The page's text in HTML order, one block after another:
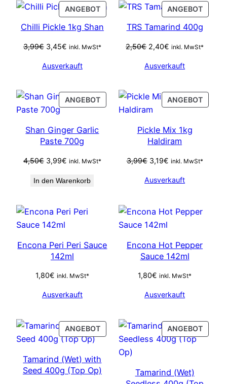
ANGEBOTPRODUCT
ON
SALE
Chilli Pickle 1kg Shan
3,99€ Ursprünglicher
war:
3,45€Aktueller
ist:
inkl. MwSt*
Ausverkauft
ANGEBOT
ON
SALE
TRS Tamarind 400g
2,50€ Ursprünglicher
war:
2,40€ Aktueller
ist:
inkl. MwSt*
Ausverkauft
ANGEBOTPRODUCT
ON
Shan Ginger Garlic
Paste 700g
4,50€ Ursprünglicher
war:
3,99€Aktueller
ist:
inkl. MwSt*
In den Warenkorb
ANGEBOT
ON
Pickle Mix 1kg
Haldiram
3,99€ Ursprünglicher
war:
3,19€Aktueller
ist:
inkl. MwSt*
Ausverkauft
Encona Peri Peri Sauce
142ml
1,80€ inkl. MwSt*
Ausverkauft
Encona Hot Pepper
Sauce 142ml
1,80€ inkl. MwSt*
Ausverkauft
ANGEBOTPRODUCT
ON
Tamarind (Wet) with
Seed 400g (Top Op)
ANGEBOT
ON
Tamarind (Wet)